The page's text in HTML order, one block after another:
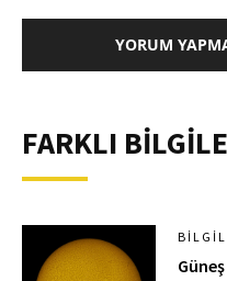
YORUM
FARKLI